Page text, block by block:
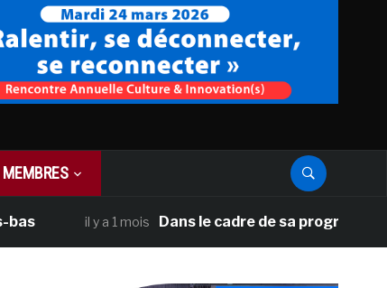
il y a 1 mois Dans le cadre de sa programmation